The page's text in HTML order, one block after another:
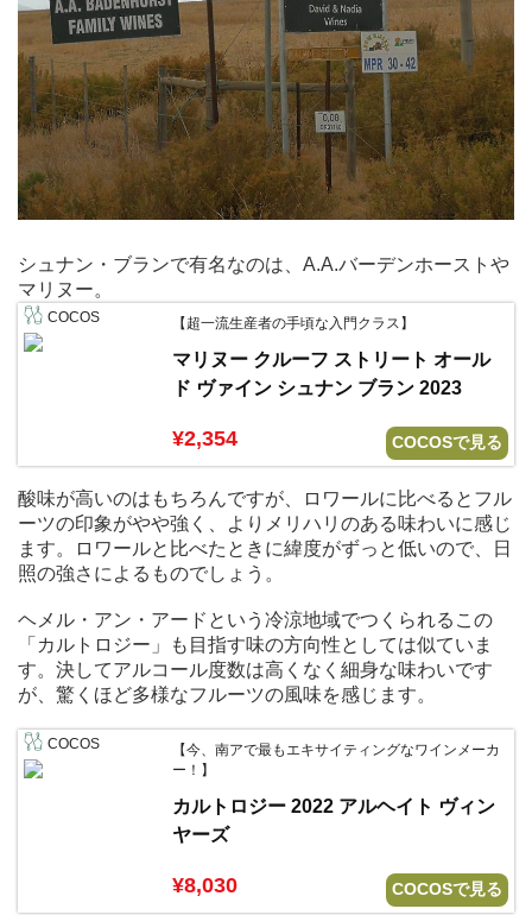
シュナン・ブランで有名なのは、A.A.バーデンホーストや
マリヌー。
COCOS 【超一流生産者の手頃な入門クラス】
マリヌー クルーフ ストリート オール
ド ヴァイン シュナン ブラン 2023
¥2,354 COCOSで見る
酸味が高いのはもちろんですが、ロワールに比べるとフル
ーツの印象がやや強く、よりメリハリのある味わいに感じ
ます。ロワールと比べたときに緯度がずっと低いので、日
照の強さによるものでしょう。
ヘメル・アン・アードという冷涼地域でつくられるこの
「カルトロジー」も目指す味の方向性としては似ていま
す。決してアルコール度数は高くなく細身な味わいです
が、驚くほど多様なフルーツの風味を感じます。
COCOS
【今、南アで最もエキサイティングなワインメーカ
ー！】
カルトロジー 2022 アルヘイト ヴィン
ヤーズ
¥8,030 COCOSで見る